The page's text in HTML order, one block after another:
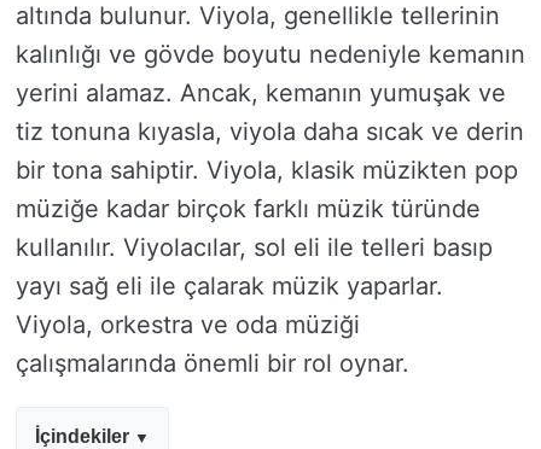
altında bulunur. Viyola, genellikle tellerinin
kalınlığı ve gövde boyutu nedeniyle kemanın
yerini alamaz. Ancak, kemanın yumuşak ve
tiz tonuna kıyasla, viyola daha sıcak ve derin
bir tona sahiptir. Viyola, klasik müzikten pop
müziğe kadar birçok farklı müzik türünde
kullanılır. Viyolacılar, sol eli ile telleri basıp
yayı sağ eli ile çalarak müzik yaparlar.
Viyola, orkestra ve oda müziği
çalışmalarında önemli bir rol oynar.
İçindekiler